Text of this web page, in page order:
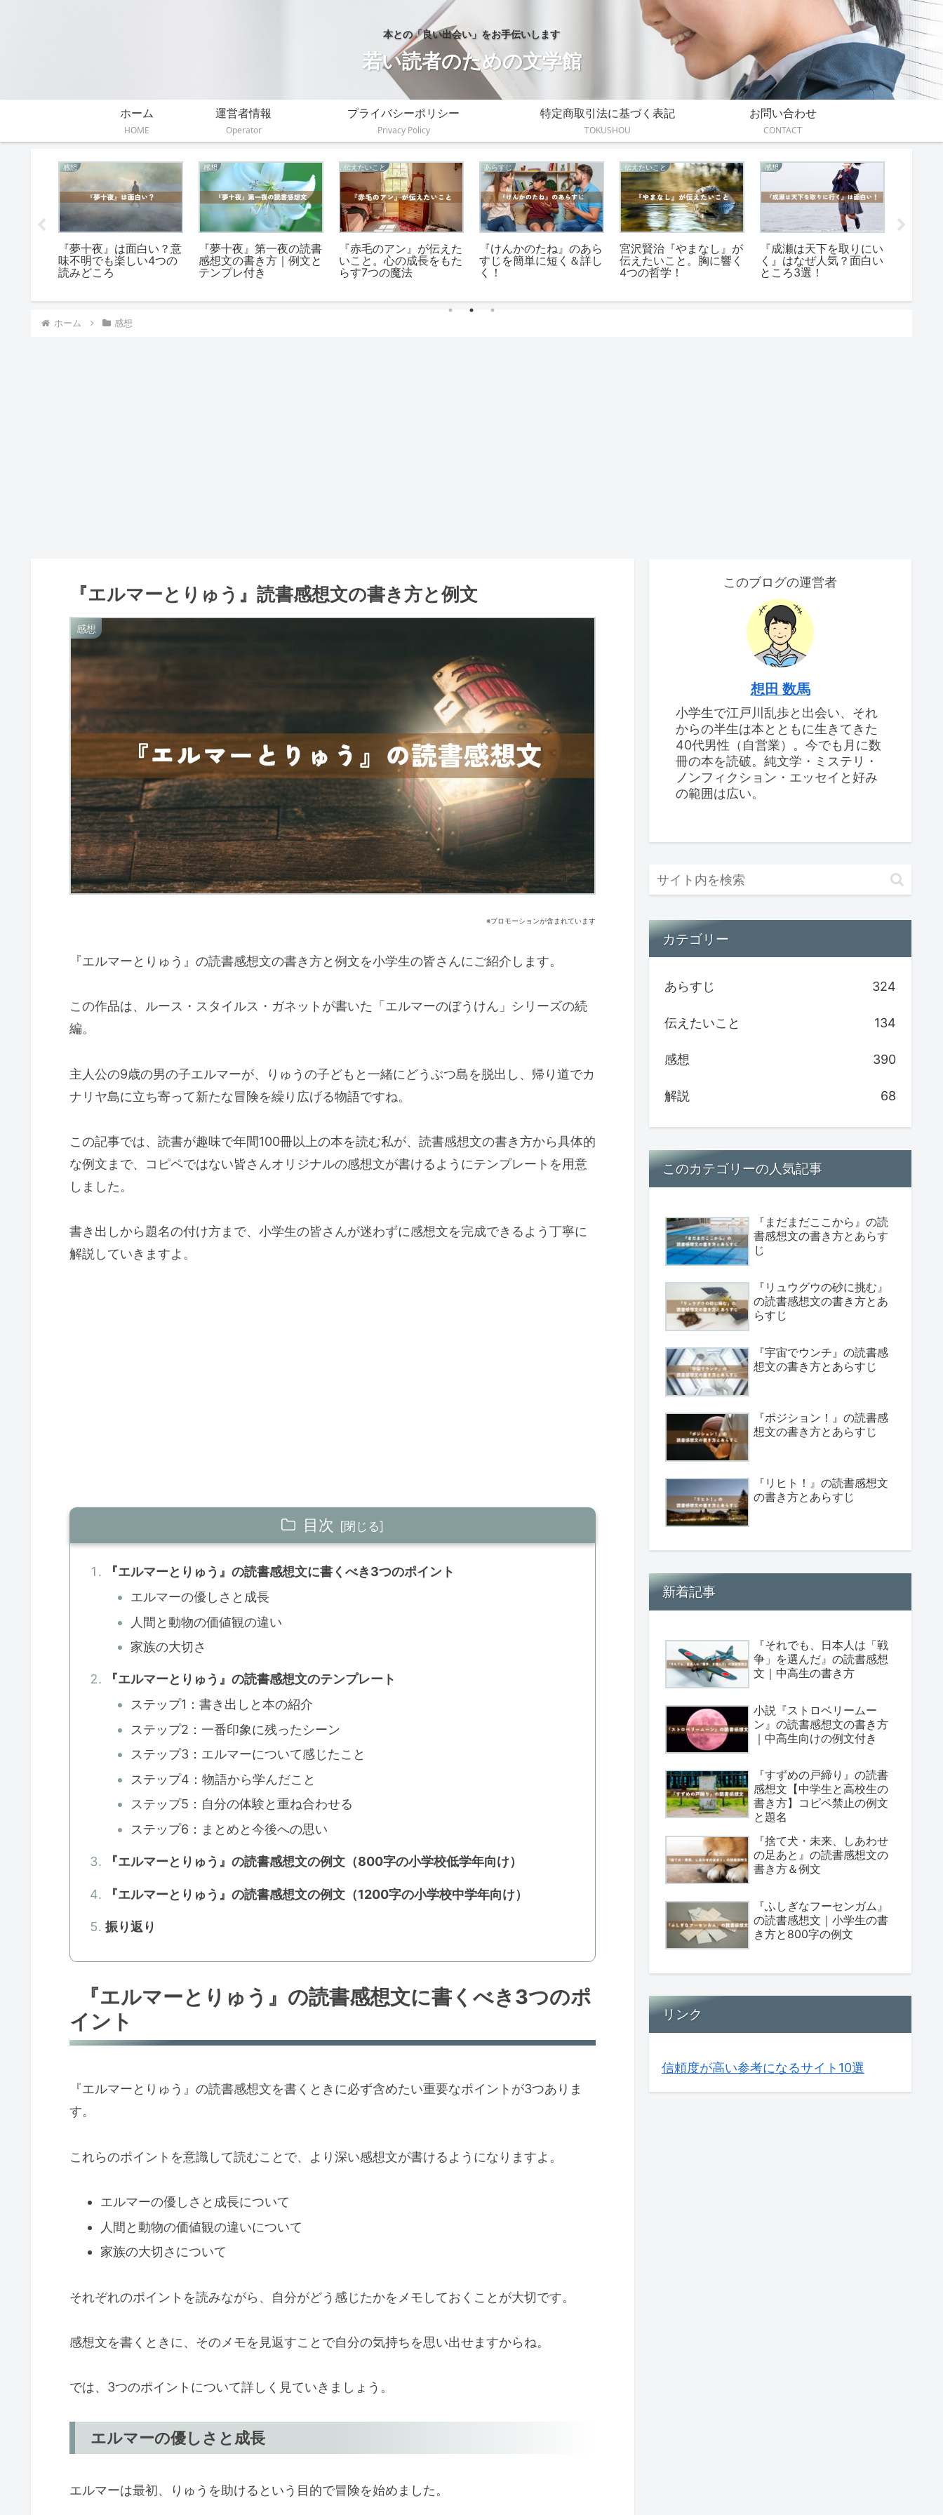
本との「良い出会い」をお手伝いします
若い読者のための文学館
ホーム
HOME
運営者情報
Operator
プライバシーポリシー
Privacy Policy
特定商取引法に基づく表記
TOKUSHOU
お問い合わせ
CONTACT
感想
『二分間の冒険』読書感
想文の書き方と例文【小
中生向け】
あらすじ
『浮雲』のあらすじ（二
葉亭四迷）を簡単＆詳し
くネタバレ有りで
伝えたいこと
『杜子春』が伝えたいこ
と。SNS世代にも響く4
つの格言！
感想
『想像ラジオ』の読書感
想文の書き方！中高生向
けの例文付き
感想
『たった２℃で』の読
書感想文の書き方。2つ
の長さの例文付き
感想
『あと少し、もう少し』
読書感想文の例文！中学
生と高校生に書き方を伝
ホーム 感想
『エルマーとりゅう』読書感想文の書き方と例文
感想
※プロモーションが含まれています
『エルマーとりゅう』の読書感想文の書き方と例文を小学生の皆さんにご紹介します。
この作品は、ルース・スタイルス・ガネットが書いた「エルマーのぼうけん」シリーズの続
編。
主人公の9歳の男の子エルマーが、りゅうの子どもと一緒にどうぶつ島を脱出し、帰り道でカ
ナリヤ島に立ち寄って新たな冒険を繰り広げる物語ですね。
この記事では、読書が趣味で年間100冊以上の本を読む私が、読書感想文の書き方から具体的
な例文まで、コピペではない皆さんオリジナルの感想文が書けるようにテンプレートを用意
しました。
書き出しから題名の付け方まで、小学生の皆さんが迷わずに感想文を完成できるよう丁寧に
解説していきますよ。
目次
『エルマーとりゅう』の読書感想文に書くべき3つのポイント
エルマーの優しさと成長
人間と動物の価値観の違い
家族の大切さ
『エルマーとりゅう』の読書感想文のテンプレート
ステップ1：書き出しと本の紹介
ステップ2：一番印象に残ったシーン
ステップ3：エルマーについて感じたこと
ステップ4：物語から学んだこと
ステップ5：自分の体験と重ね合わせる
ステップ6：まとめと今後への思い
『エルマーとりゅう』の読書感想文の例文（800字の小学校低学年向け）
『エルマーとりゅう』の読書感想文の例文（1200字の小学校中学年向け）
振り返り
『エルマーとりゅう』の読書感想文に書くべき3つのポ
イント
『エルマーとりゅう』の読書感想文を書くときに必ず含めたい重要なポイントが3つありま
す。
これらのポイントを意識して読むことで、より深い感想文が書けるようになりますよ。
エルマーの優しさと成長について
人間と動物の価値観の違いについて
家族の大切さについて
それぞれのポイントを読みながら、自分がどう感じたかをメモしておくことが大切です。
感想文を書くときに、そのメモを見返すことで自分の気持ちを思い出せますからね。
では、3つのポイントについて詳しく見ていきましょう。
エルマーの優しさと成長
エルマーは最初、りゅうを助けるという目的で冒険を始めました。
このブログの運営者
想田 数馬
小学生で江戸川乱歩と出会い、それ
からの半生は本とともに生きてきた
40代男性（自営業）。今でも月に数
冊の本を読破。純文学・ミステリ・
ノンフィクション・エッセイと好み
の範囲は広い。
カテゴリー
あらすじ 324
伝えたいこと 134
感想 390
解説 68
このカテゴリーの人気記事
『まだまだここから』の読
書感想文の書き方とあらす
じ
『リュウグウの砂に挑む』
の読書感想文の書き方とあ
らすじ
『宇宙でウンチ』の読書感
想文の書き方とあらすじ
『ポジション！』の読書感
想文の書き方とあらすじ
『リヒト！』の読書感想文
の書き方とあらすじ
新着記事
『それでも、日本人は「戦
争」を選んだ』の読書感想
文｜中高生の書き方
小説『ストロベリームー
ン』の読書感想文の書き方
｜中高生向けの例文付き
『すずめの戸締り』の読書
感想文【中学生と高校生の
書き方】コピペ禁止の例文
と題名
『捨て犬・未来、しあわせ
の足あと』の読書感想文の
書き方＆例文
『ふしぎなフーセンガム』
の読書感想文｜小学生の書
き方と800字の例文
リンク
信頼度が高い参考になるサイト10選